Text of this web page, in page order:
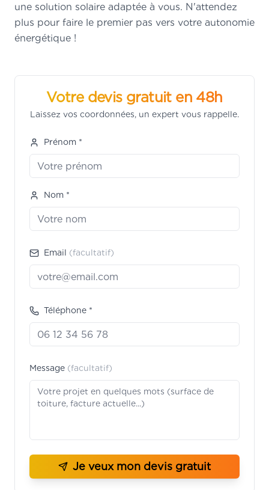
une solution solaire adaptée à vous. N'attendez
plus pour faire le premier pas vers votre autonomie
énergétique !
Votre devis gratuit en 48h
Laissez vos coordonnées, un expert vous rappelle.
Prénom *
Nom *
Email (facultatif)
Téléphone *
Message (facultatif)
Je veux mon devis gratuit